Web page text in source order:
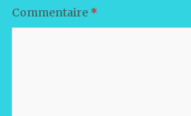
Commentaire *